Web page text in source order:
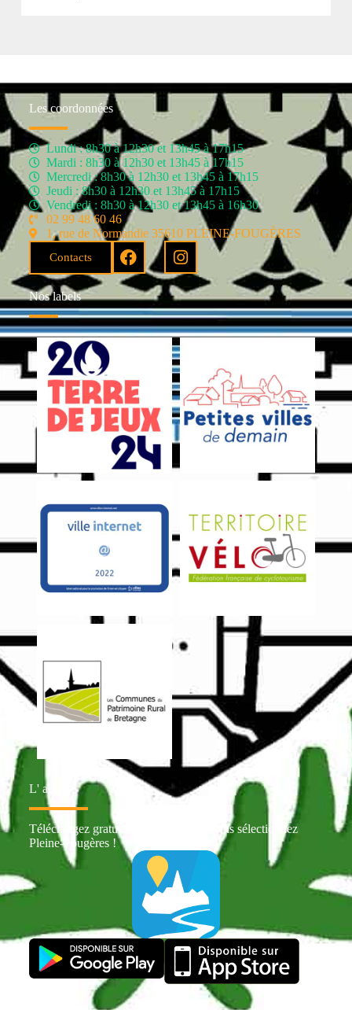
Les coordonnées
Lundi : 8h30 à 12h30 et 13h45 à 17h15
Mardi : 8h30 à 12h30 et 13h45 à 17h15
Mercredi : 8h30 à 12h30 et 13h45 à 17h15
Jeudi : 8h30 à 12h30 et 13h45 à 17h15
Vendredi : 8h30 à 12h30 et 13h45 à 16h30
02 99 48 60 46
1, rue de Normandie 35610 PLEINE-FOUGÈRES
Contacts
Nos labels
L' appli
Téléchargez gratuitement Intramuros puis sélectionnez
Pleine-Fougères !